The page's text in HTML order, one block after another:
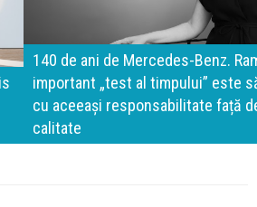
Benz. Ramona Pîrlog: Cel mai
este să inovăm constant, dar
față de oameni, siguranță și